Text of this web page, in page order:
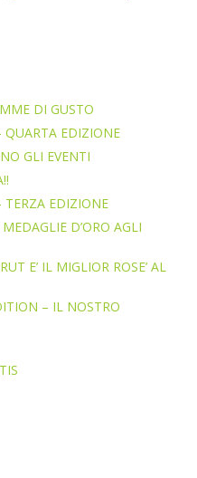
DI GUSTO
QUARTA EDIZIONE
GLI EVENTI
TERZA EDIZIONE
D’ORO AGLI
E’ IL MIGLIOR ROSE’ AL
– IL NOSTRO